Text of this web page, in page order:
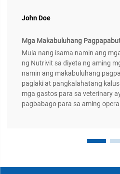
John Doe
Mga Makabuluhang
Mula nang isama namin ang
ng Nutrivit sa diyeta ng aming
namin ang makabuluhang
paglaki at pangkalahatang
mga gastos para sa veterinary
pagbabago para sa aming